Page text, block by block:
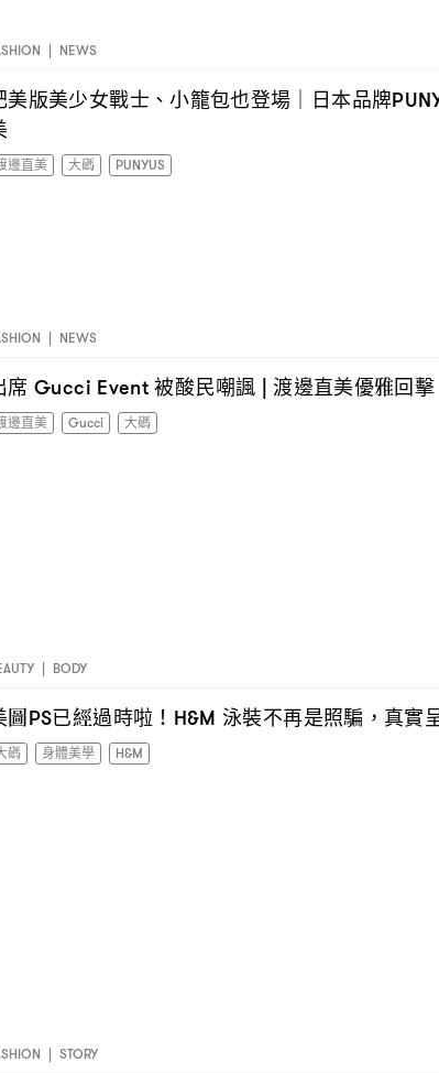
| NEWS
美版美少女戰士、小籠包也登場 日本品牌
邊直美 大碼 PUNYUS
| NEWS
席 Gucci Event被酸民嘲諷 渡邊直美優雅回擊
邊直美 Gucci 大碼
| BODY
圖PS已經過時啦 ！H&M泳裝不再是照騙 ， 真實
碼 身體美學 H&M
| STORY